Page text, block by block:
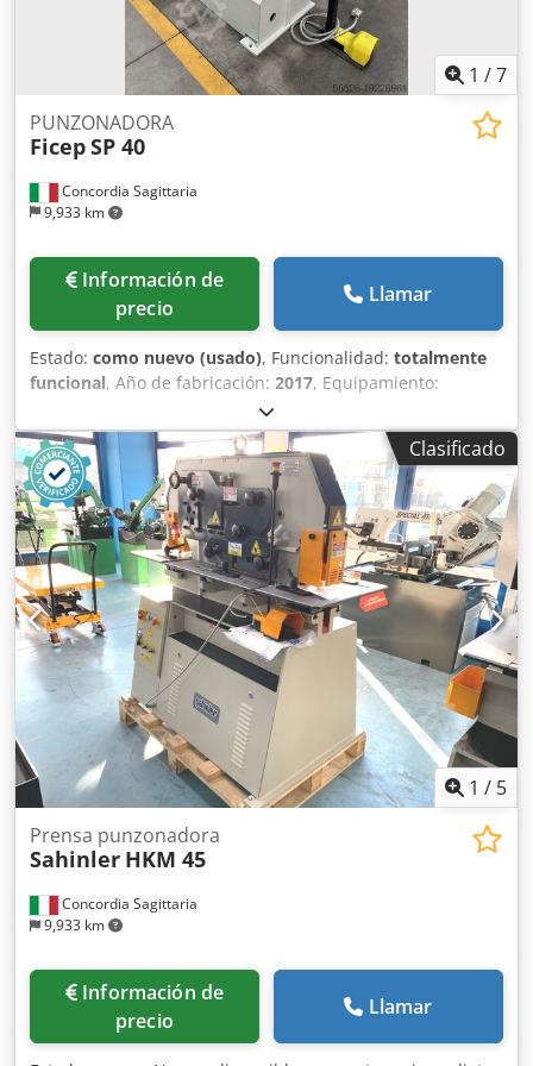
1 /7
Concordia Sagittaria
9,933 km
PUNZONADORA
FicepSP 40
Información de
precio
Llamar
Estado: como nuevo (usado), Funcionalidad: totalmente
funcional, Año de fabricación: 2017, Equipamiento:
Marcado CE, mando a distancia de pie, parada de
emergencia, PUNZONADORA HIDRAULICA FICEP MOD. SP
40 Dkjdswm Emvepfx Abujr Buen estado usado en
excelente estado cCE. Potencia ejercida: Ton 40 Diámetro
máximo de perforación en espesor: 32 x 10 mm. Hueco:
mm 510 Altura de trabajo: 955 mm Longitud de carrera
(punzón) de 0 a 40 mm Peso neto: 860 kg Dimensiones:
mm 1365 x 665 x 1700 (alto) Potencia del motor kw 4.
Dispositivo para perforar agujeros grandes de hasta 46
mm de diámetro incluido en el suministro.
Clasificado
1 / 5
Concordia Sagittaria
9,933 km
Prensa punzonadora
Sahinler HKM 45
Información de
precio
Llamar